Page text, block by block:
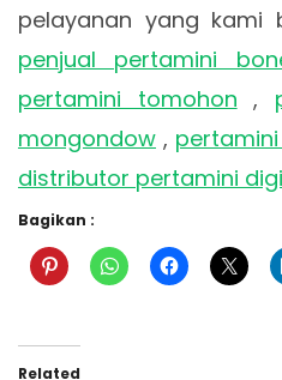
pelayanan yang kami
penjual pertamini
pertamini tomohon ,
mongondow ,
distributor pertamini
Bagikan :
Related